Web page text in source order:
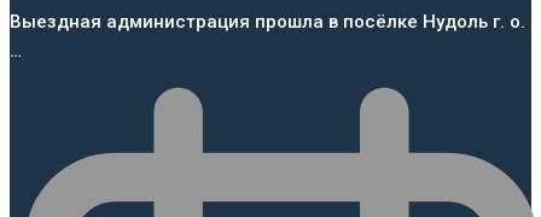
Выездная администрация прошла в посёлке Нудоль г. о.
…